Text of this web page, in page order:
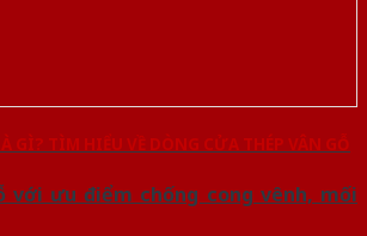
GÌ? TÌM HIỂU VỀ DÒNG CỬA THÉP VÂN GỖ
với ưu điểm chống cong vênh, mối